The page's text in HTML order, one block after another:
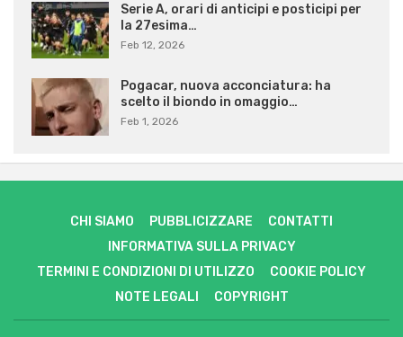
Serie A, orari di anticipi e posticipi per
la 27esima…
Feb 12, 2026
Pogacar, nuova acconciatura: ha
scelto il biondo in omaggio…
Feb 1, 2026
CHI SIAMO PUBBLICIZZARE
CONTATTI
INFORMATIVA SULLA PRIVACY
TERMINI E CONDIZIONI DI UTILIZZO
COOKIE POLICY
NOTE LEGALI
COPYRIGHT